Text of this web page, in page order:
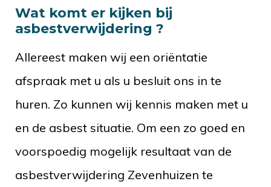
Wat komt er kijken bij
asbestverwijdering ?
Allereest maken wij een oriëntatie
afspraak met u als u besluit ons in te
huren. Zo kunnen wij kennis maken met u
en de asbest situatie. Om een zo goed en
voorspoedig mogelijk resultaat van de
asbestverwijdering Zevenhuizen te